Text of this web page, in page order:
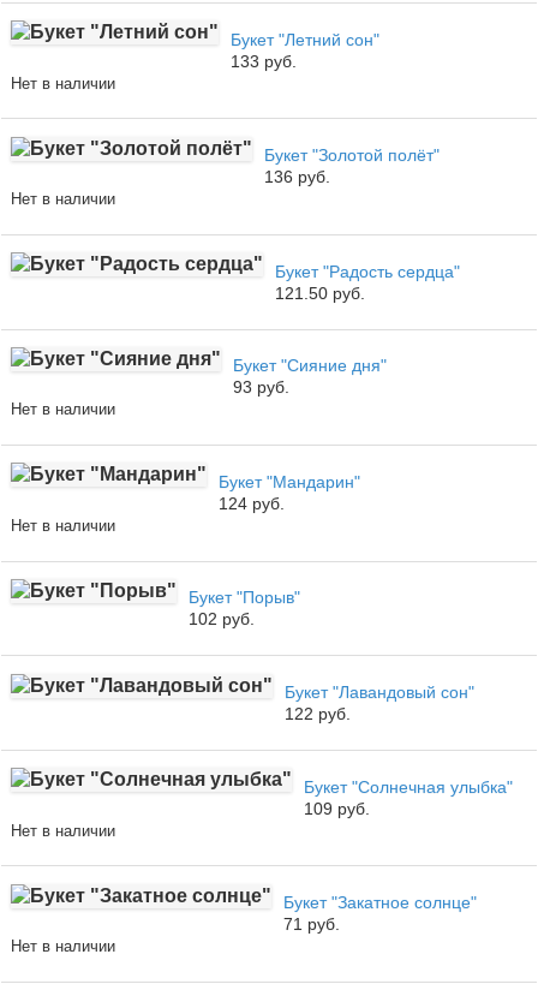
Букет "Летний сон"
133 руб.
Нет в наличии
Букет "Золотой полёт"
136 руб.
Нет в наличии
Букет "Радость сердца"
121.50 руб.
Букет "Сияние дня"
93 руб.
Нет в наличии
Букет "Мандарин"
124 руб.
Нет в наличии
Букет "Порыв"
102 руб.
Букет "Лавандовый сон"
122 руб.
Букет "Солнечная улыбка"
109 руб.
Нет в наличии
Букет "Закатное солнце"
71 руб.
Нет в наличии